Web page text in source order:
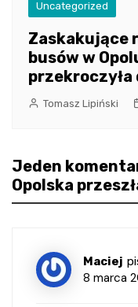
Uncategorized
Zaskakujące
busów w
Tomasz Lipiński
Jeden
Opolska
Maciej
8 marca